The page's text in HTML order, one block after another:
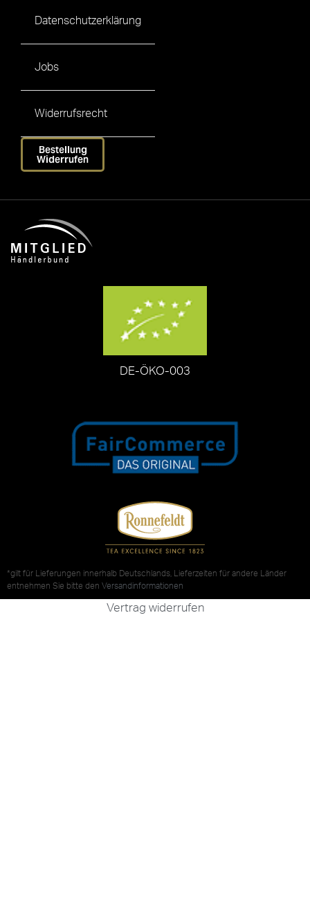
Datenschutzerklärung
Jobs
Widerrufsrecht
Bestellung
Widerrufen
DE-ÖKO-003
*gilt für Lieferungen innerhalb Deutschlands, Lieferzeiten für andere Länder
entnehmen Sie bitte den Versandinformationen
Vertrag widerrufen